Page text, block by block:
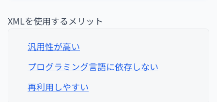
XMLを使用するメリット
汎用性が高い
プログラミング言語に依存しない
再利用しやすい